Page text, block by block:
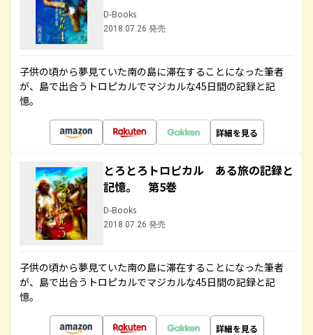
D-Books
2018.07.26 発売
子供の頃から夢見ていた南の島に滞在することになった筆者
が、島で出合うトロピカルでマジカルな45日間の記録と記
憶。
詳細を見る
とろとろトロピカル ある旅の記録と
記憶。 第5巻
D-Books
2018.07.26 発売
子供の頃から夢見ていた南の島に滞在することになった筆者
が、島で出合うトロピカルでマジカルな45日間の記録と記
憶。
詳細を見る